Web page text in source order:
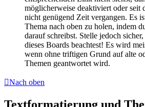
möglicherweise deaktiviert oder seit
nicht genügend Zeit vergangen. Es
Thema nach oben zu holen, indem
darauf schreibst. Stelle jedoch
dieses Boards beachtest! Es wird
wenn ohne triftigen Grund auf alte
Themen geantwortet wird.
Nach oben